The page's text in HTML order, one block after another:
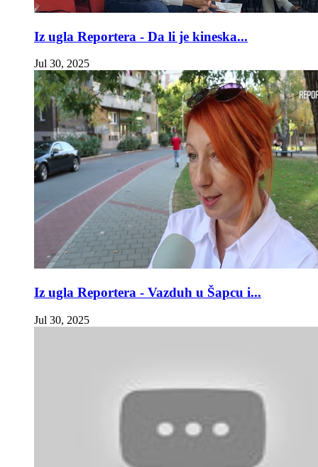
Iz ugla Reportera - Da li je kineska...
Jul 30, 2025
Iz ugla Reportera - Vazduh u Šapcu i...
Jul 30, 2025